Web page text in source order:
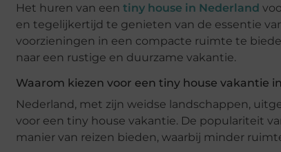
Het huren van een tiny house in Nederland
en tegelijkertijd te genieten van de essentie
voorzieningen in een compacte ruimte te
naar een rustige en duurzame vakantie.
Waarom kiezen voor een tiny house vakantie
Nederland, met zijn weidse landschappen,
voor een tiny house vakantie. De populariteit
manier van reizen bieden, waarbij minder